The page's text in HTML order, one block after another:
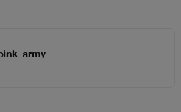
คในทวิต #ฟิคยุนกิขึ้นครู